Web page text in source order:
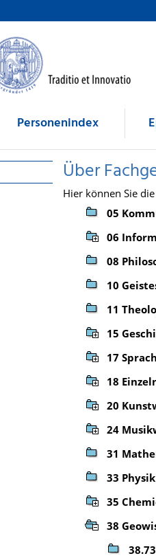
Personenindex
Über
Hier können Sie
05
06
08
10
11
15
17
18
20
24
31
33 Physik
35
38